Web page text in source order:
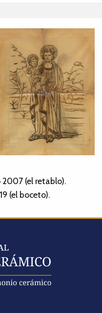
(el retablo).
(el boceto).